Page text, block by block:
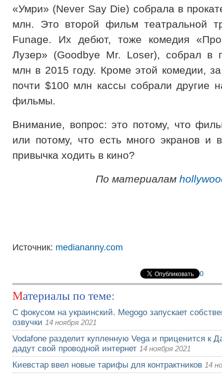
«Умри» (Never Say Die) собрала в
млн. Это второй фильм театральной
Funage. Их дебют, тоже комедия
Лузер» (Goodbye Mr. Loser), собрал в
млн в 2015 году. Кроме этой комедии,
почти $100 млн кассы собрали другие
фильмы.
Внимание, вопрос: это потому, что
или потому, что есть много экранов и
привычка ходить в кино?
По материалам
Источник: mediananny.com
0
Материалы по теме:
С фокусом на украинский. Megogo запускает
озвучки 14 ноября 2021
Vodafone разделит купленную Vega и приценится к
дадут свой проводной интернет 14 ноября 2021
Киевстар ввел новые тарифы для контрактников 14